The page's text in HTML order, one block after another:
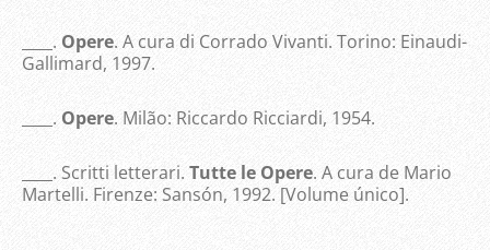
____. Opere. A cura di Corrado Vivanti. Torino: Einaudi-
Gallimard, 1997.
____. Opere. Milão: Riccardo Ricciardi, 1954.
____. Scritti letterari. Tutte le Opere. A cura de Mario
Martelli. Firenze: Sansón, 1992. [Volume único].